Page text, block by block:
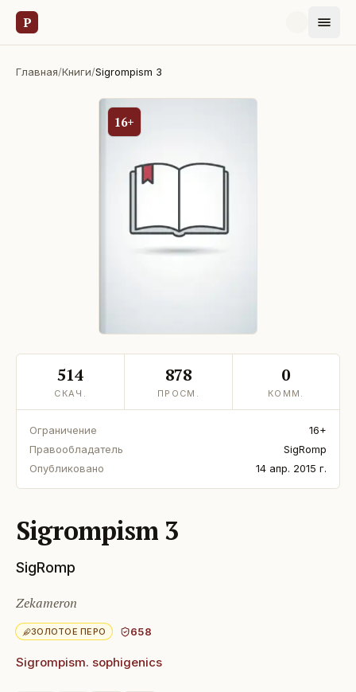
Р
Главная/Книги/Sigrompism 3
16+
514
СКАЧ.
878
ПРОСМ.
0
КОММ.
Ограничение
16+
Правообладатель
SigRomp
Опубликовано
14 апр. 2015 г.
Sigrompism 3
SigRomp
Zekameron
ЗОЛОТОЕ ПЕРО 658
Sigrompism. sophigenics